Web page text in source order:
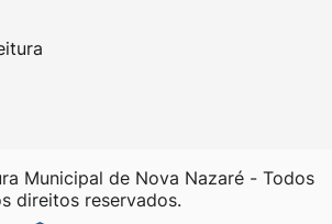
Municipal de Nova Nazaré - Todos
direitos reservados.